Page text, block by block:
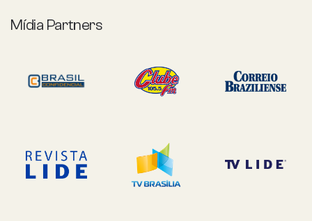
Mídia Partners